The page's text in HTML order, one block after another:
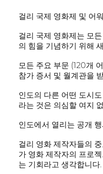
걸리 국제 영화제 및 어
걸리 국제 영화제는 모
의 힘을 기념하기 위해
모든 주요 부문 (120개
참가 증서 및 월계관을
인도의 다른 어떤 도시
라는 것은 의심할 여지
인도에서 열리는 공개
걸리 영화 제작자들의
가 영화 제작자의 프로
는 기회라고 생각합니다.